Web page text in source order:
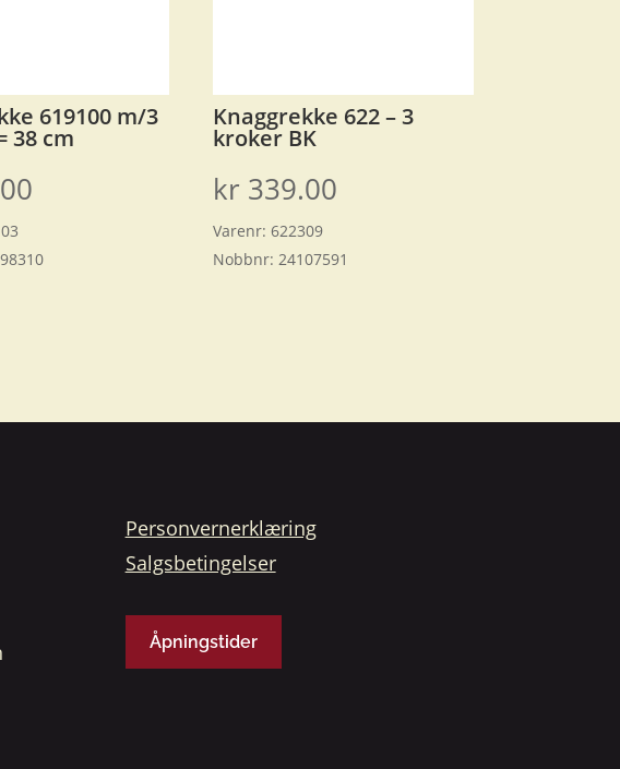
619100 m/3
38 cm
Knaggrekke 622 – 3
kroker BK
kr 339.00
Varenr:622309
Nobbnr: 24107591
Personvernerklæring
Salgsbetingelser
Åpningstider